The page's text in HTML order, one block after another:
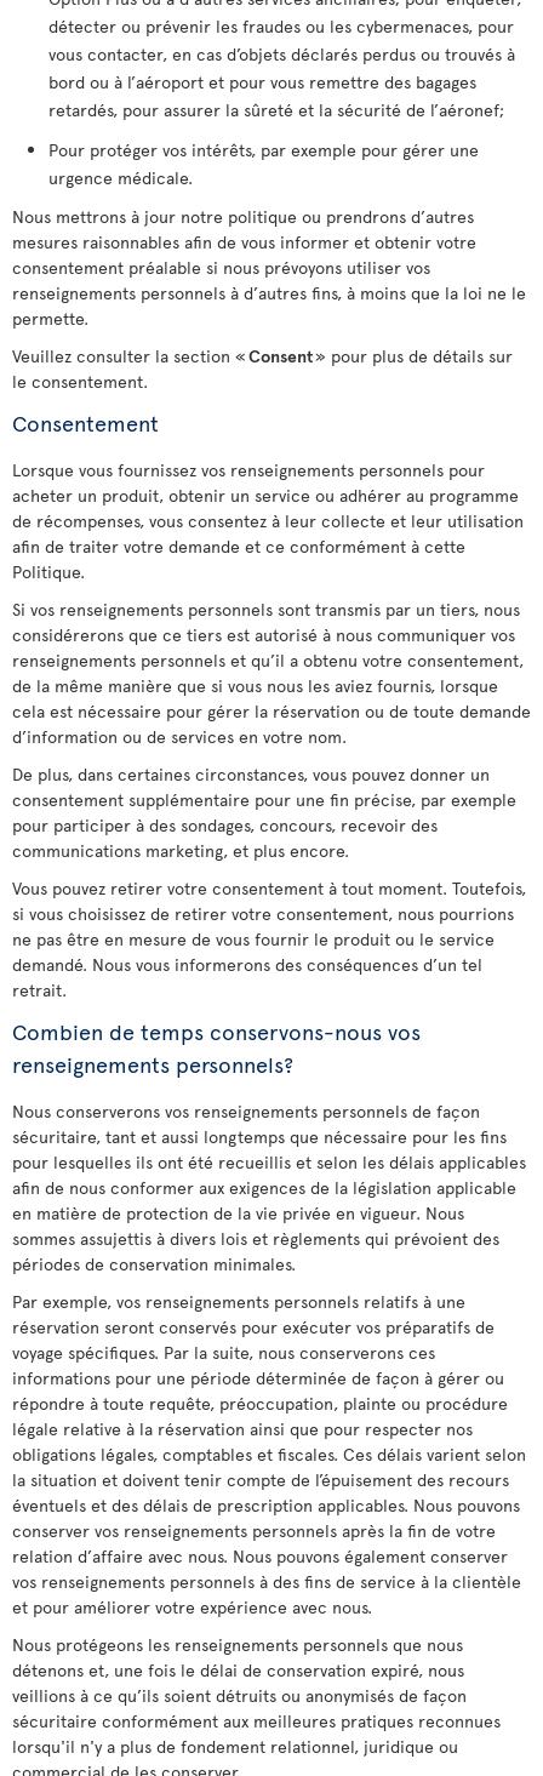
détecter ou prévenir les fraudes ou les cybermenaces, pour
vous contacter, en cas d’objets déclarés perdus ou trouvés à
bord ou à l’aéroport et pour vous remettre des bagages
retardés, pour assurer la sûreté et la sécurité de l’aéronef;
Pour protéger vos intérêts, par exemple pour gérer une
urgence médicale.
Nous mettrons à jour notre politique ou prendrons d’autres
mesures raisonnables afin de vous informer et obtenir votre
consentement préalable si nous prévoyons utiliser vos
renseignements personnels à d’autres fins, à moins que la loi ne le
permette.
Veuillez consulter la section «Consent» pour plus de détails sur
le consentement.
Consentement
Lorsque vous fournissez vos renseignements personnels pour
acheter un produit, obtenir un service ou adhérer au programme
de récompenses, vous consentez à leur collecte et leur utilisation
afin de traiter votre demande et ce conformément à cette
Politique.
Si vos renseignements personnels sont transmis par un tiers, nous
considérerons que ce tiers est autorisé à nous communiquer vos
renseignements personnels et qu’il a obtenu votre consentement,
de la même manière que si vous nous les aviez fournis, lorsque
cela est nécessaire pour gérer la réservation ou de toute demande
d’information ou de services en votre nom.
De plus, dans certaines circonstances, vous pouvez donner un
consentement supplémentaire pour une fin précise, par exemple
pour participer à des sondages, concours, recevoir des
communications marketing, et plus encore.
Vous pouvez retirer votre consentement à tout moment. Toutefois,
si vous choisissez de retirer votre consentement, nous pourrions
ne pas être en mesure de vous fournir le produit ou le service
demandé. Nous vous informerons des conséquences d’un tel
retrait.
Combien de temps conservons-nous vos
renseignements personnels?
Nous conserverons vos renseignements personnels de façon
sécuritaire, tant et aussi longtemps que nécessaire pour les fins
pour lesquelles ils ont été recueillis et selon les délais applicables
afin de nous conformer aux exigences de la législation applicable
en matière de protection de la vie privée en vigueur. Nous
sommes assujettis à divers lois et règlements qui prévoient des
périodes de conservation minimales.
Par exemple, vos renseignements personnels relatifs à une
réservation seront conservés pour exécuter vos préparatifs de
voyage spécifiques. Par la suite, nous conserverons ces
informations pour une période déterminée de façon à gérer ou
répondre à toute requête, préoccupation, plainte ou procédure
légale relative à la réservation ainsi que pour respecter nos
obligations légales, comptables et fiscales. Ces délais varient selon
la situation et doivent tenir compte de l’épuisement des recours
éventuels et des délais de prescription applicables. Nous pouvons
conserver vos renseignements personnels après la fin de votre
relation d’affaire avec nous. Nous pouvons également conserver
vos renseignements personnels à des fins de service à la clientèle
et pour améliorer votre expérience avec nous.
Nous protégeons les renseignements personnels que nous
détenons et, une fois le délai de conservation expiré, nous
veillions à ce qu’ils soient détruits ou anonymisés de façon
sécuritaire conformément aux meilleures pratiques reconnues
lorsqu'il n'y a plus de fondement relationnel, juridique ou